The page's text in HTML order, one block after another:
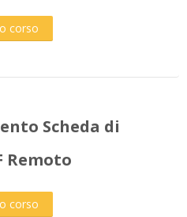
corso
Scheda di
Remoto
corso